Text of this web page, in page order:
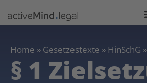
Home » Gesetzestexte » HinSchG »
§ 1